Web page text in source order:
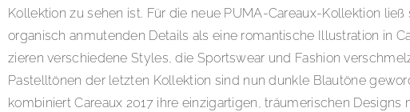
Kollektion zu sehen ist. Für die neue PUMA-Careaux-Kollektion
organisch anmutenden Details als eine romantische Illustration in
zieren verschiedene Styles, die Sportswear und Fashion
Pastelltönen der letzten Kollektion sind nun dunkle Blautöne
kombiniert Careaux 2017 ihre einzigartigen, träumerischen